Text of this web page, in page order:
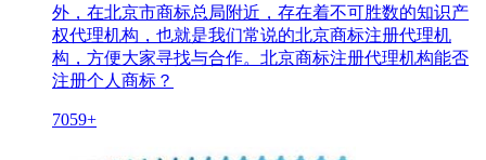
外，在北京市商标总局附近，存在着不可胜数的知识产
权代理机构，也就是我们常说的北京商标注册代理机
构，方便大家寻找与合作。北京商标注册代理机构能否
注册个人商标？
7059+